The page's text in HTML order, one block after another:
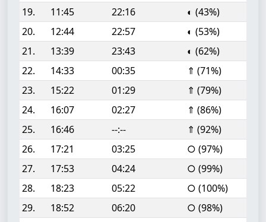
19.
11:45 22:16
◐ (43%)
20.
12:44 22:57
◐ (53%)
21.
13:39 23:43
◐ (62%)
22.
14:33 00:35
⇑ (71%)
23.
15:22 01:29
⇑ (79%)
24.
16:07 02:27
⇑ (86%)
25.
16:46 --:--
⇑ (92%)
26.
17:21 03:25
○ (97%)
27.
17:53 04:24
○ (99%)
28.
18:23 05:22
○ (100%)
29.
18:52 06:20
○ (98%)